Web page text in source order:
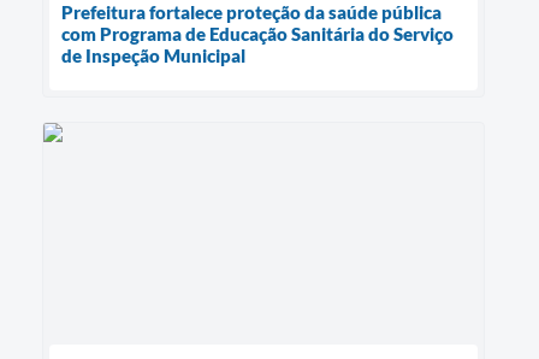
Prefeitura fortalece proteção da saúde pública
com Programa de Educação Sanitária do Serviço
de Inspeção Municipal